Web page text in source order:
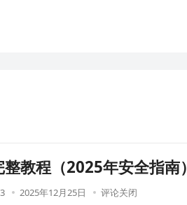
教程（2025年安全指南）
2025年12月25日 评论关闭